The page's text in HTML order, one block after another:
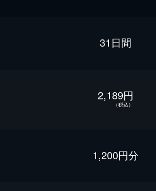
31日間
2,189円
（税込）
1,200円分